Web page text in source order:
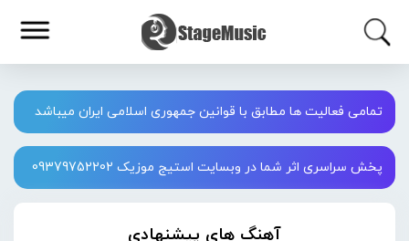
تمامی فعالیت ها مطابق با قوانین جمهوری اسلامی ایران میباشد
پخش سراسری اثر شما در وبسایت استیج موزیک 09379752202
آهنگ های پیشنهادی